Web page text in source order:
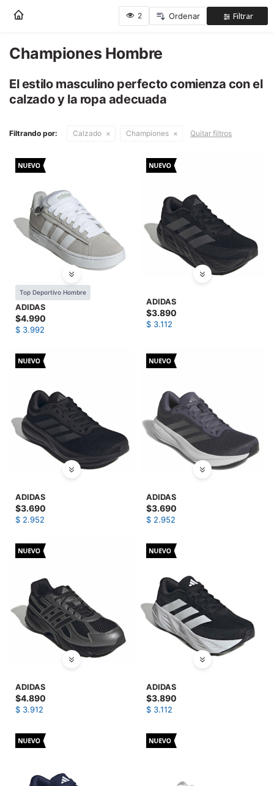
Nota:
este
web
incluye
sistema
de
Championes Hombre
El estilo masculino perfecto comienza con el
calzado y la ropa adecuada
Filtrando por: Calzado Championes Quitar filtros
Top Deportivo Hombre
ADIDAS
$4.990
$ 3.992
ADIDAS
$3.890
$ 3.112
ADIDAS
$3.690
$ 2.952
ADIDAS
$3.690
$ 2.952
ADIDAS
$4.890
$ 3.912
ADIDAS
$3.890
$ 3.112
Mujer
Hombre
Niños
Accesorios
Marcas
Novedades